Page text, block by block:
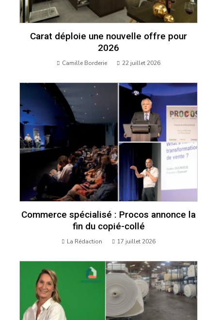
Carat déploie une nouvelle offre pour
2026
Camille Borderie 22 juillet 2026
Commerce spécialisé : Procos annonce la
fin du copié-collé
La Rédaction 17 juillet 2026